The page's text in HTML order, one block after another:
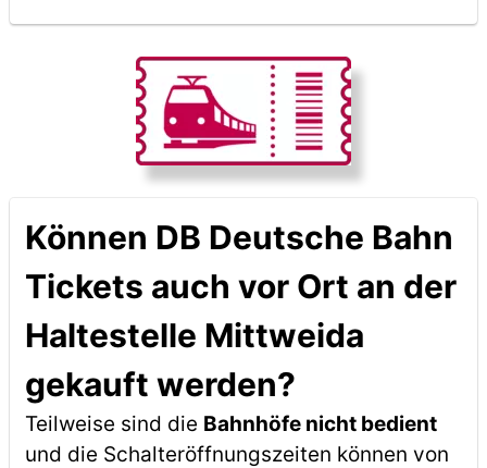
Können DB Deutsche Bahn
Tickets auch vor Ort an der
Haltestelle Mittweida
gekauft werden?
Teilweise sind die Bahnhöfe nicht bedient
und die Schalteröffnungszeiten können von